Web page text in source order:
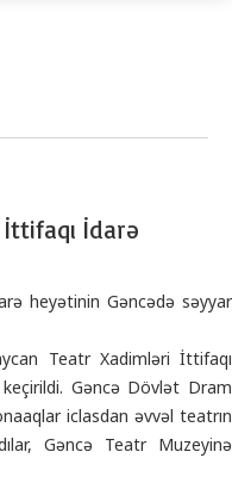
İdarə
heyətinin Gəncədə səyyar
Teatr Xadimləri İttifaqı
Gəncə Dövlət Dram
iclasdan əvvəl teatrın
Gəncə Teatr Muzeyinə